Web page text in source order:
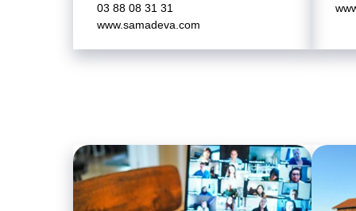
03 88 08 31 31
www.samadeva.com